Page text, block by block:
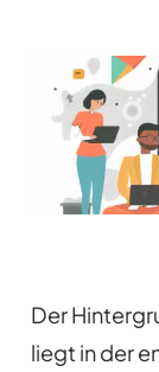
Der
liegt in der